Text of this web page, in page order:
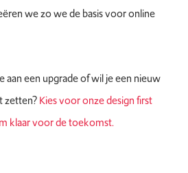
we zo we de basis voor online
een upgrade of wil je een nieuw
zetten?Kies voor onze design first
klaar voor de toekomst.